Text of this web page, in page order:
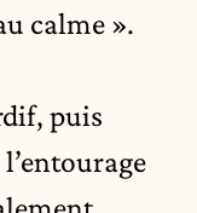
calme ».
puis